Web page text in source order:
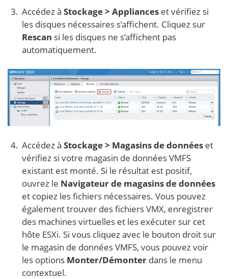
Accédez à Stockage > Appliances et vérifiez si
les disques nécessaires s’affichent. Cliquez sur
Rescan si les disques ne s’affichent pas
automatiquement.
Accédez à Stockage > Magasins de données et
vérifiez si votre magasin de données VMFS
existant est monté. Si le résultat est positif,
ouvrez le Navigateur de magasins de données
et copiez les fichiers nécessaires. Vous pouvez
également trouver des fichiers VMX, enregistrer
des machines virtuelles et les exécuter sur cet
hôte ESXi. Si vous cliquez avec le bouton droit sur
le magasin de données VMFS, vous pouvez voir
les options Monter/Démonter dans le menu
contextuel.